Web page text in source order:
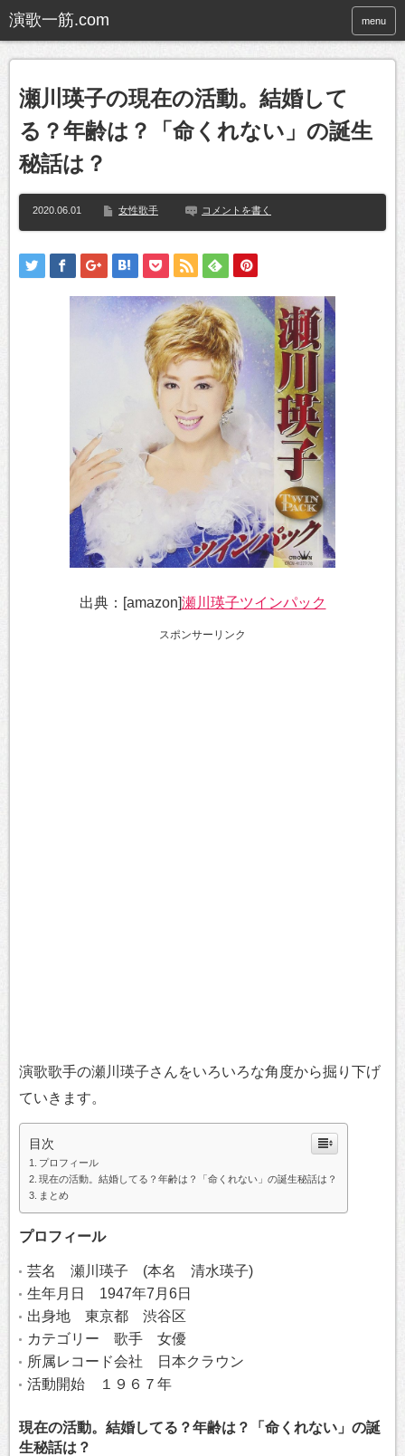
menu
瀬川瑛子の現在の活動。結婚して
る？年齢は？「命くれない」の誕生
秘話は？
2020.06.01 女性歌手 コメントを書く
出典：[amazon]瀬川瑛子ツインパック
スポンサーリンク
演歌歌手の瀬川瑛子さんをいろいろな角度から掘り下げ
ていきます。
目次
プロフィール
現在の活動。結婚してる？年齢は？「命くれない」の誕生秘話は？
まとめ
プロフィール
芸名 瀬川瑛子 (本名 清水瑛子)
生年月日 1947年7月6日
出身地 東京都 渋谷区
カテゴリー 歌手 女優
所属レコード会社 日本クラウン
活動開始 １９６７年
現在の活動。結婚してる？年齢は？「命くれない」の誕
生秘話は？